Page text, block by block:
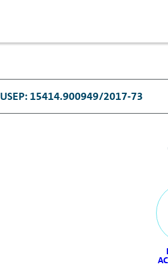
15414.900949/2017-73
Modalidade Incentivo.
. É proibida a venda de títulos de
a desistência do contrato em
ou recomendação por